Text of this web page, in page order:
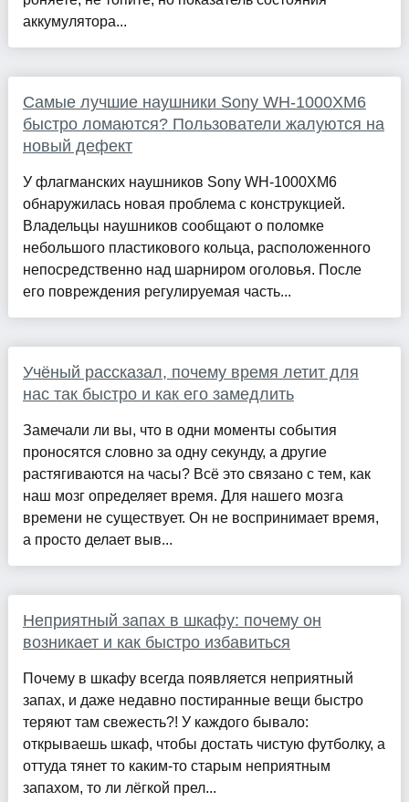
аккумулятора...
Самые лучшие наушники Sony WH-1000XM6
быстро ломаются? Пользователи жалуются на
новый дефект
У флагманских наушников Sony WH-1000XM6
обнаружилась новая проблема с конструкцией.
Владельцы наушников сообщают о поломке
небольшого пластикового кольца, расположенного
непосредственно над шарниром оголовья. После
его повреждения регулируемая часть...
Учёный рассказал, почему время летит для
нас так быстро и как его замедлить
Замечали ли вы, что в одни моменты события
проносятся словно за одну секунду, а другие
растягиваются на часы? Всё это связано с тем, как
наш мозг определяет время. Для нашего мозга
времени не существует. Он не воспринимает время,
а просто делает выв...
Неприятный запах в шкафу: почему он
возникает и как быстро избавиться
Почему в шкафу всегда появляется неприятный
запах, и даже недавно постиранные вещи быстро
теряют там свежесть?! У каждого бывало:
открываешь шкаф, чтобы достать чистую футболку, а
оттуда тянет то каким-то старым неприятным
запахом, то ли лёгкой прел...